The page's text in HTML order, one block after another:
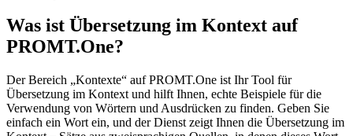
Was ist Übersetzung im Kontext auf
PROMT.One?
Der Bereich „Kontexte“ auf PROMT.One ist Ihr Tool für
Übersetzung im Kontext und hilft Ihnen, echte Beispiele für die
Verwendung von Wörtern und Ausdrücken zu finden. Geben Sie
einfach ein Wort ein, und der Dienst zeigt Ihnen die Übersetzung im